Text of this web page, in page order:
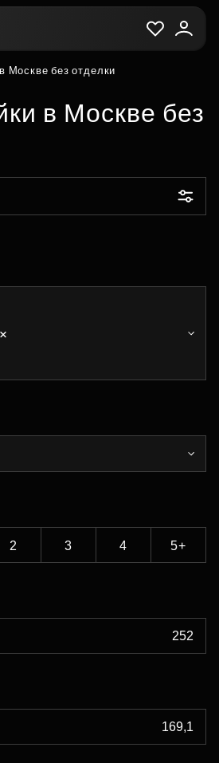
Москве без отделки
в Москве без
2 3 4 5+